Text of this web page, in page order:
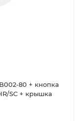
80 + кнопка
SC + крышка